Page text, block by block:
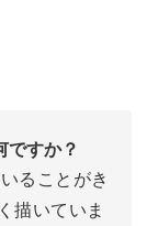
ですか？
ることがき
描いていま